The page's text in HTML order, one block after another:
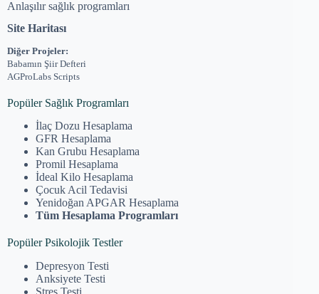
Anlaşılır sağlık programları
Site Haritası
Diğer Projeler:
Babamın Şiir Defteri
AGProLabs Scripts
Popüler Sağlık Programları
İlaç Dozu Hesaplama
GFR Hesaplama
Kan Grubu Hesaplama
Promil Hesaplama
İdeal Kilo Hesaplama
Çocuk Acil Tedavisi
Yenidoğan APGAR Hesaplama
Tüm Hesaplama Programları
Popüler Psikolojik Testler
Depresyon Testi
Anksiyete Testi